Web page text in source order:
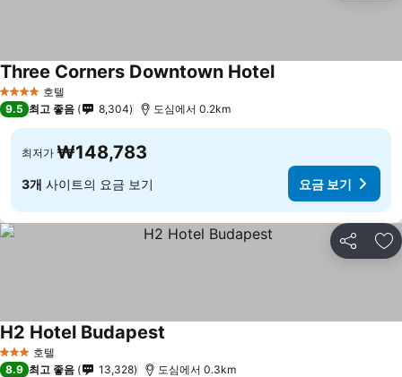
4 성급 호텔
Three Corners Downtown Hotel
9.5 최고 좋음 8,304 도심에서 0.2km
최저가 ₩148,783
3개 사이트의 요금 보기 요금 보기
공유 즐
3 성급 호텔
H2 Hotel Budapest
8.9 최고 좋음 13,328 도심에서 0.3km